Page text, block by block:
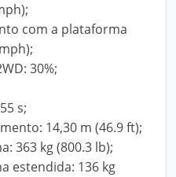
com a plataforma
30%;
s;
14,30 m (46.9 ft);
363 kg (800.3 lb);
estendida: 136 kg